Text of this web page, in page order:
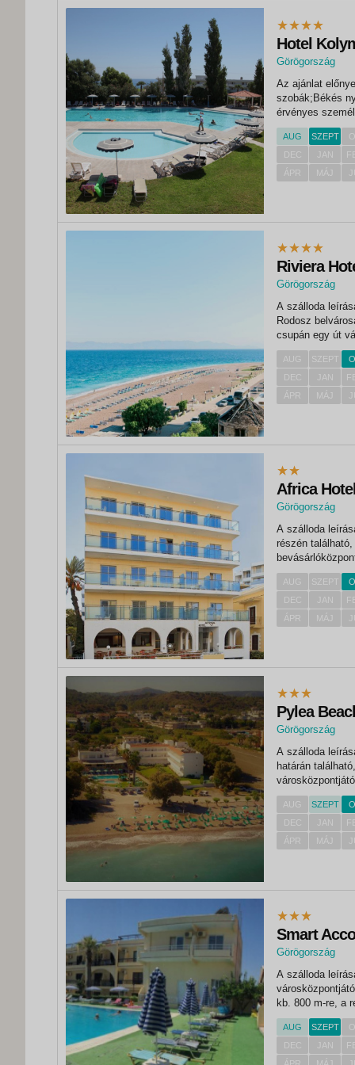
Hotel
Görögország
Az ajánlat
szobák;Békés
érvényes
utazás utolsó
adó - a
AUG SZEPT
DEC
JAN
ÁPR
MÁJ
Riviera
Görögország
A szálloda leírása FEKVÉS: A hotel a rodoszi repülőtértől kb. 15
Rodosz
csupán egy út
AUG SZEPT
DEC
JAN
ÁPR
MÁJ
Africa Hotel
Görögország
A szálloda leírása FEKVÉS A 2 csillagos szálloda Rodosz város
részén
repülőtér kb. 17
AUG SZEPT
DEC
JAN
ÁPR
MÁJ
Pylea
Görögország
A szálloda leírása FEKVÉS A szálloda Kremasti és Ialyssos
határán
km-re, Rodosz
AUG SZEPT
DEC
JAN
ÁPR
MÁJ
Smart
Görögország
A szálloda leírása FEKVÉS A hotel Rodosz nyugati partján,
kb. 800 m-re, a
mindegyike
AUG SZEPT
DEC
JAN